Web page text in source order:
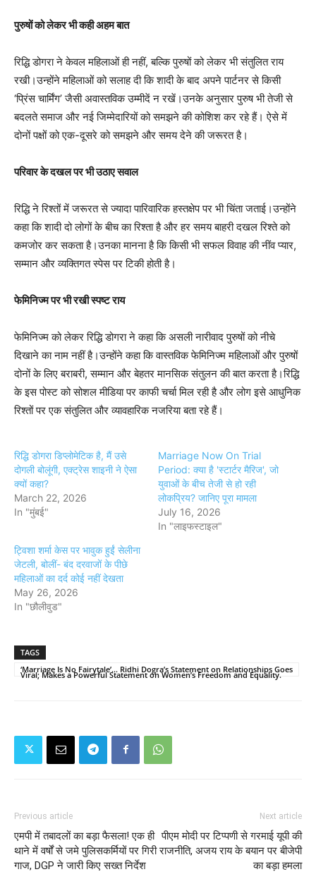
पुरुषों को लेकर भी कही अहम बात
रिद्धि डोगरा ने केवल महिलाओं ही नहीं, बल्कि पुरुषों को लेकर भी संतुलित राय
रखी।उन्होंने महिलाओं को सलाह दी कि शादी के बाद अपने पार्टनर से किसी
‘प्रिंस चार्मिंग’ जैसी अवास्तविक उम्मीदें न रखें।उनके अनुसार पुरुष भी तेजी से
बदलते समाज और नई जिम्मेदारियों को समझने की कोशिश कर रहे हैं। ऐसे में
दोनों पक्षों को एक-दूसरे को समझने और समय देने की जरूरत है।
परिवार के दखल पर भी उठाए सवाल
रिद्धि ने रिश्तों में जरूरत से ज्यादा पारिवारिक हस्तक्षेप पर भी चिंता जताई।उन्होंने
कहा कि शादी दो लोगों के बीच का रिश्ता है और हर समय बाहरी दखल रिश्ते को
कमजोर कर सकता है।उनका मानना है कि किसी भी सफल विवाह की नींव प्यार,
सम्मान और व्यक्तिगत स्पेस पर टिकी होती है।
फेमिनिज्म पर भी रखी स्पष्ट राय
फेमिनिज्म को लेकर रिद्धि डोगरा ने कहा कि असली नारीवाद पुरुषों को नीचे
दिखाने का नाम नहीं है।उन्होंने कहा कि वास्तविक फेमिनिज्म महिलाओं और पुरुषों
दोनों के लिए बराबरी, सम्मान और बेहतर मानसिक संतुलन की बात करता है।रिद्धि
के इस पोस्ट को सोशल मीडिया पर काफी चर्चा मिल रही है और लोग इसे आधुनिक
रिश्तों पर एक संतुलित और व्यावहारिक नजरिया बता रहे हैं।
रिद्धि डोगरा डिप्लोमेटिक है, मैं उसे
दोगली बोलूंगी, एक्ट्रेस शाइनी ने ऐसा
क्यों कहा?
March 22, 2026
In "मुंबई"
Marriage Now On Trial
Period: क्या है 'स्टार्टर मैरिज', जो
युवाओं के बीच तेजी से हो रही
लोकप्रिय? जानिए पूरा मामला
July 16, 2026
In "लाइफस्टाइल"
ट्विशा शर्मा केस पर भावुक हुईं सेलीना
जेटली, बोलीं- बंद दरवाजों के पीछे
महिलाओं का दर्द कोई नहीं देखता
May 26, 2026
In "छौलीवुड"
TAGS
‘Marriage Is No Fairytale’… Ridhi Dogra’s Statement on Relationships Goes
Viral; Makes a Powerful Statement on Women’s Freedom and Equality.
Previous article
एमपी में तबादलों का बड़ा फैसला! एक ही
थाने में वर्षों से जमे पुलिसकर्मियों पर गिरी
गाज, DGP ने जारी किए सख्त निर्देश
Next article
पीएम मोदी पर टिप्पणी से गरमाई यूपी की
राजनीति, अजय राय के बयान पर बीजेपी
का बड़ा हमला